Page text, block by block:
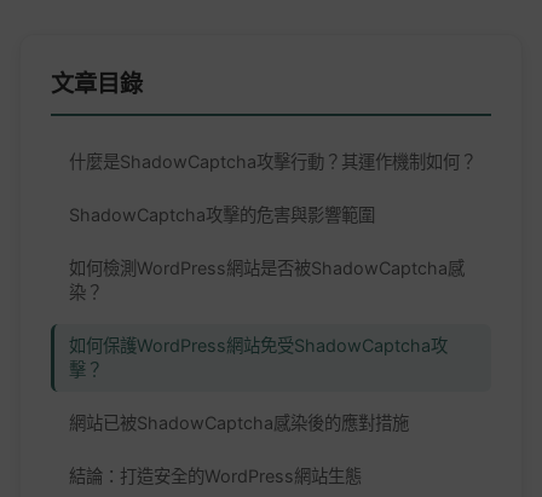
文章目錄
什麼是ShadowCaptcha攻擊行動？其運作機制如何？
ShadowCaptcha攻擊的危害與影響範圍
如何檢測WordPress網站是否被ShadowCaptcha感
染？
如何保護WordPress網站免受ShadowCaptcha攻
擊？
網站已被ShadowCaptcha感染後的應對措施
結論：打造安全的WordPress網站生態